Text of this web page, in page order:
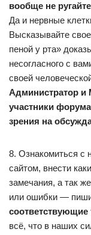
вообще не
Да и нервные
Высказывайте
пеной у рта»
несогласного с
своей
Администратор
участники
зрения на
8. Ознакомиться с
сайтом, внести
замечания, а так
или ошибки —
всё, что в наших